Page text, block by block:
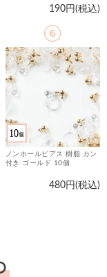
190円(税込)
ノンホールピアス 樹脂 カン
付き ゴールド 10個
480円(税込)